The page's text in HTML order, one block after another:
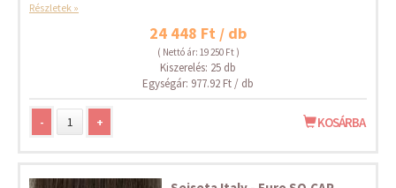
Részletek »
24 448 Ft / db
( Nettó ár: 19 250 Ft )
Kiszerelés: 25 db
Egységár: 977.92 Ft / db
- + KOSÁRBA